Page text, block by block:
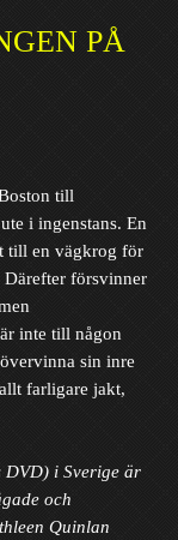
PÅ
till
i ingenstans. En
till en vägkrog för
försvinner
inte till någon
sin inre
farligare jakt,
i Sverige är
och
Quinlan